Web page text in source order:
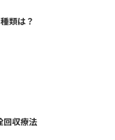
類は？
回収療法